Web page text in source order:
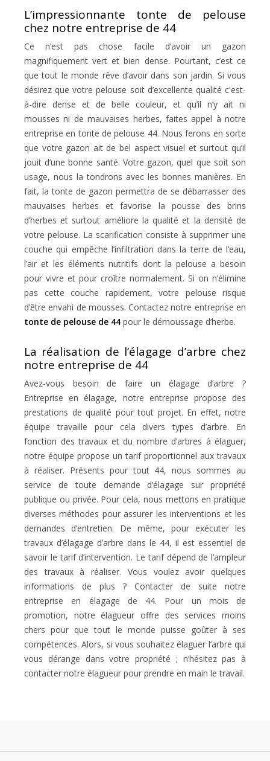
L’impressionnante tonte de pelouse
chez notre entreprise de 44
Ce n’est pas chose facile d’avoir un gazon
magnifiquement vert et bien dense. Pourtant, c’est ce
que tout le monde rêve d’avoir dans son jardin. Si vous
désirez que votre pelouse soit d’excellente qualité c'est-
à-dire dense et de belle couleur, et qu’il n’y ait ni
mousses ni de mauvaises herbes, faites appel à notre
entreprise en tonte de pelouse 44. Nous ferons en sorte
que votre gazon ait de bel aspect visuel et surtout qu’il
jouit d’une bonne santé. Votre gazon, quel que soit son
usage, nous la tondrons avec les bonnes manières. En
fait, la tonte de gazon permettra de se débarrasser des
mauvaises herbes et favorise la pousse des brins
d’herbes et surtout améliore la qualité et la densité de
votre pelouse. La scarification consiste à supprimer une
couche qui empêche l’infiltration dans la terre de l’eau,
l’air et les éléments nutritifs dont la pelouse a besoin
pour vivre et pour croître normalement. Si on n’élimine
pas cette couche rapidement, votre pelouse risque
d’être envahi de mousses. Contactez notre entreprise en
tonte de pelouse de 44 pour le démoussage d’herbe.
La réalisation de l’élagage d’arbre chez
notre entreprise de 44
Avez-vous besoin de faire un élagage d’arbre ?
Entreprise en élagage, notre entreprise propose des
prestations de qualité pour tout projet. En effet, notre
équipe travaille pour cela divers types d’arbre. En
fonction des travaux et du nombre d’arbres à élaguer,
notre équipe propose un tarif proportionnel aux travaux
à réaliser. Présents pour tout 44, nous sommes au
service de toute demande d’élagage sur propriété
publique ou privée. Pour cela, nous mettons en pratique
diverses méthodes pour assurer les interventions et les
demandes d’entretien. De même, pour exécuter les
travaux d’élagage d’arbre dans le 44, il est essentiel de
savoir le tarif d’intervention. Le tarif dépend de l’ampleur
des travaux à réaliser. Vous voulez avoir quelques
informations de plus ? Contacter de suite notre
entreprise en élagage de 44. Pour un mois de
promotion, notre élagueur offre des services moins
chers pour que tout le monde puisse goûter à ses
compétences. Alors, si vous souhaitez élaguer l’arbre qui
vous dérange dans votre propriété ; n’hésitez pas à
contacter notre élagueur pour prendre en main le travail.